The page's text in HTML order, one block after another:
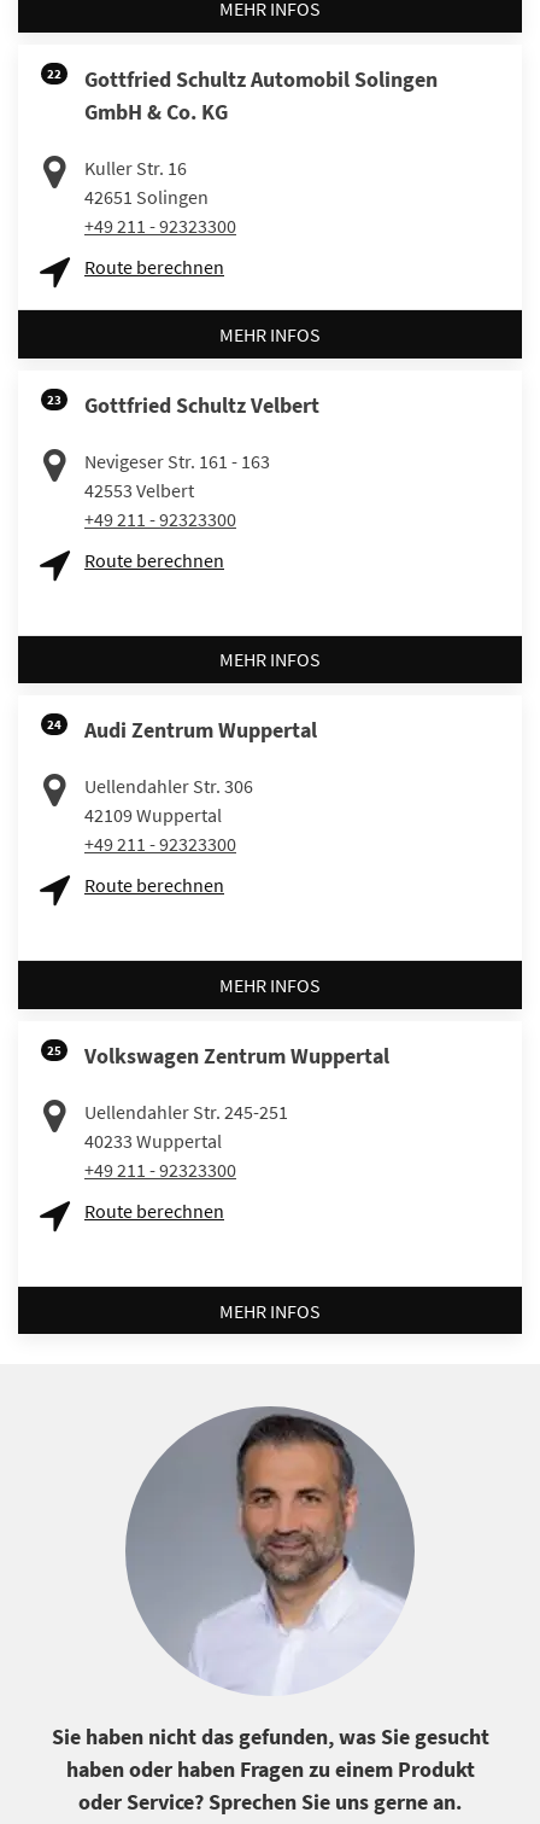
MEHR INFOS
22
Gottfried Schultz Automobil Solingen
GmbH & Co. KG
Kuller Str. 16
42651 Solingen
+49 211 - 92323300
Route berechnen
MEHR INFOS
23 Gottfried Schultz Velbert
Nevigeser Str. 161 - 163
42553 Velbert
+49 211 - 92323300
Route berechnen
MEHR INFOS
24 Audi Zentrum Wuppertal
Uellendahler Str. 306
42109Wuppertal
+49 211 - 92323300
Route berechnen
MEHR INFOS
25 Volkswagen Zentrum Wuppertal
Uellendahler Str. 245-251
40233 Wuppertal
+49 211 - 92323300
Route berechnen
MEHR INFOS
Sie haben nicht das gefunden, was Sie gesucht
haben oder haben Fragen zu einem Produkt
oder Service? Sprechen Sie uns gerne an.